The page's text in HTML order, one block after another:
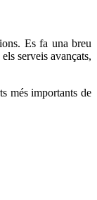
Es fa una breu
serveis avançats,
més importants de